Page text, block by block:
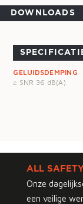
DOWNLOADS
GELUIDSDEMPING
≥ SNR 36 dB(A)
ALL SAFETY
Onze
een veilige